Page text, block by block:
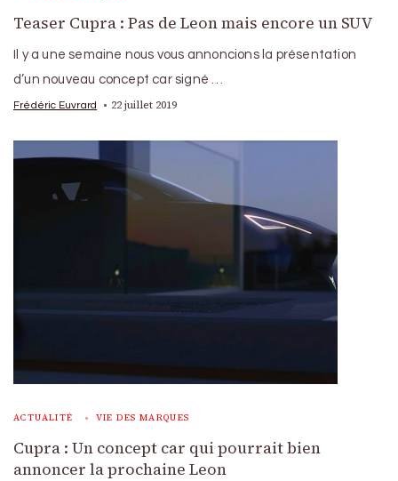
Teaser Cupra : Pas de Leon mais encore un SUV
Il y a une semaine nous vous annoncions la présentation
d’un nouveau concept car signé …
Frédéric Euvrard 22 juillet 2019
ACTUALITÉ VIE DES MARQUES
Cupra : Un concept car qui pourrait bien
annoncer la prochaine Leon